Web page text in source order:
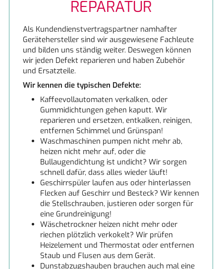
LUFTREINIGUNG UND LÜFTUNG
Neff
NEFF excellent®
Siemens
REPARATUR
Als Kundendienstvertragspartner namhafter
Gerätehersteller sind wir ausgewiesene Fachleute
und bilden uns ständig weiter. Deswegen können
wir jeden Defekt reparieren und haben Zubehör
und Ersatzteile.
Wir kennen die typischen Defekte:
Kaffeevollautomaten verkalken, oder
Gummidichtungen gehen kaputt. Wir
reparieren und ersetzen, entkalken, reinigen,
entfernen Schimmel und Grünspan!
Waschmaschinen pumpen nicht mehr ab,
heizen nicht mehr auf, oder die
Bullaugendichtung ist undicht? Wir sorgen
schnell dafür, dass alles wieder läuft!
Geschirrspüler laufen aus oder hinterlassen
Flecken auf Geschirr und Besteck? Wir kennen
die Stellschrauben, justieren oder sorgen für
eine Grundreinigung!
Wäschetrockner heizen nicht mehr oder
riechen plötzlich verkokelt? Wir prüfen
Heizelement und Thermostat oder entfernen
Staub und Flusen aus dem Gerät.
Dunstabzugshauben brauchen auch mal eine